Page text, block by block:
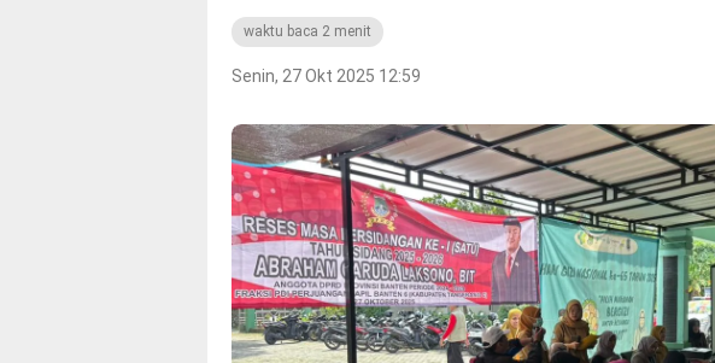
waktu baca 2 menit
Senin, 27 Okt 2025 12:59